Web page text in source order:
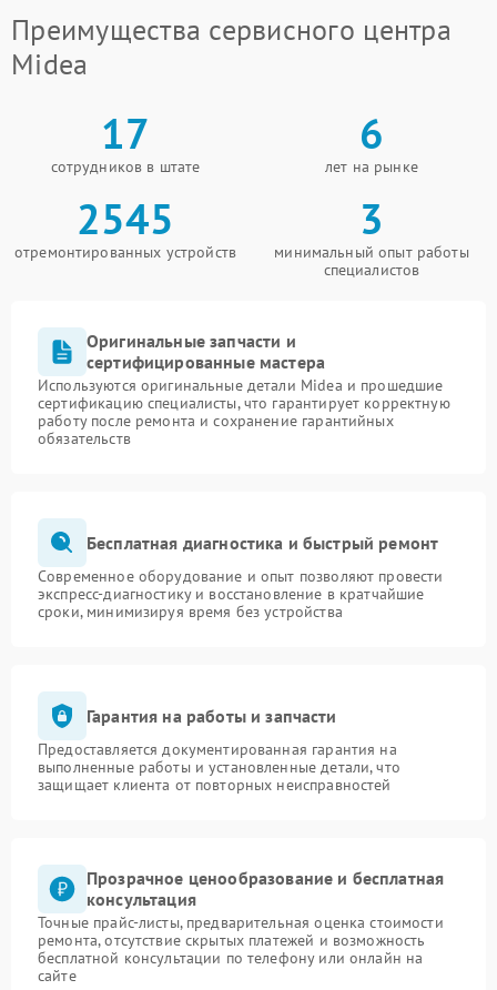
Преимущества сервисного центра
Midea
17
сотрудников в штате
6
лет на рынке
2545
отремонтированных устройств
3
минимальный опыт работы
специалистов
Оригинальные запчасти и
сертифицированные мастера
Используются оригинальные детали Midea и прошедшие
сертификацию специалисты, что гарантирует корректную
работу после ремонта и сохранение гарантийных
обязательств
Бесплатная диагностика и быстрый ремонт
Современное оборудование и опыт позволяют провести
экспресс-диагностику и восстановление в кратчайшие
сроки, минимизируя время без устройства
Гарантия на работы и запчасти
Предоставляется документированная гарантия на
выполненные работы и установленные детали, что
защищает клиента от повторных неисправностей
Прозрачное ценообразование и бесплатная
консультация
Точные прайс-листы, предварительная оценка стоимости
ремонта, отсутствие скрытых платежей и возможность
бесплатной консультации по телефону или онлайн на
сайте